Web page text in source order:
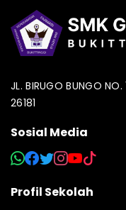
JL. BIRUGO BUNGO
26181
Sosial Media
Profil Sekolah